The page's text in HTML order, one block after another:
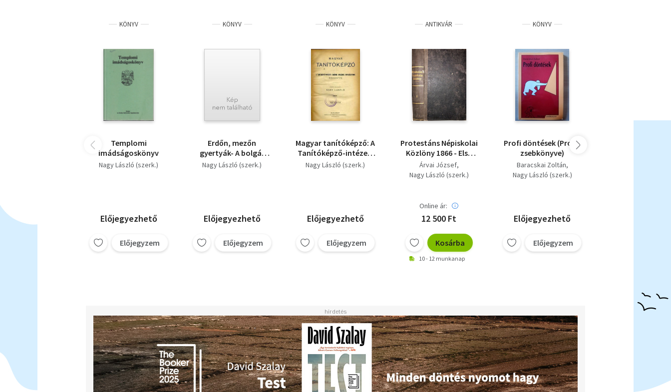
KÖNYV
Templomi
imádságoskönyv
Nagy László (szerk.)
Előjegyezhető
Előjegyzem
KÖNYV
Erdőn, mezőn
gyertyák- A bolgár
népköltés antológiája
Nagy László (szerk.)
Előjegyezhető
Előjegyzem
KÖNYV
Magyar tanítóképző: A
Tanítóképző-intézeti
Tanárok Országos...
Nagy László (szerk.)
Előjegyezhető
Előjegyzem
ANTIKVÁR
Protestáns Népiskolai
Közlöny 1866 - Első
kiadás
Árvai József
Nagy László (szerk.)
Online ár:
12 500 Ft
Kosárba
10 - 12 munkanap
KÖNYV
Profi döntések (Profik
zsebkönyve)
Baracskai Zoltán
Nagy László (szerk.)
Előjegyezhető
Előjegyzem